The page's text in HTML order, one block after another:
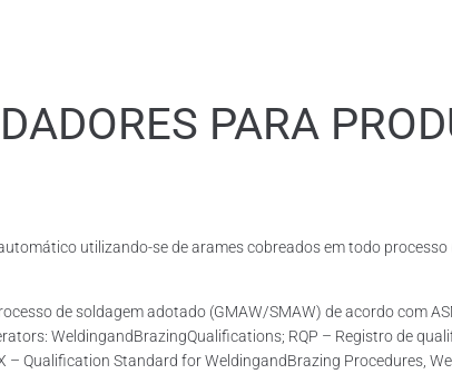
PARA
utilizando-se de arames cobreados em todo
de soldagem adotado (GMAW/SMAW) de acordo com
WeldingandBrazingQualifications; RQP – Registro de
Qualification Standard for WeldingandBrazing Procedures,